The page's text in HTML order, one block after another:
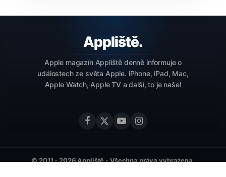
Apple magazín Appliště denně informuje o
událostech ze světa Apple. iPhone, iPad, Mac,
Apple Watch, Apple TV a další, to je naše!
© 2011 - 2026 Appliště - Všechna práva vyhrazena.